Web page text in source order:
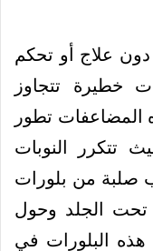
علاج أو تحكم
خطيرة تتجاوز
المضاعفات تطور
تتكرر النوبات
صلبة من بلورات
الجلد وحول
البلورات في